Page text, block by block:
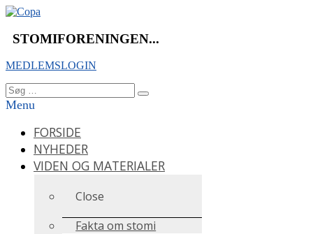
Videre
indhold
STOMIFORENINGEN...
MEDLEMSLOGIN
Søg
efter:
Søg
Menu
FORSIDE
NYHEDER
VIDEN OG MATERIALER
Close
Fakta om stomi